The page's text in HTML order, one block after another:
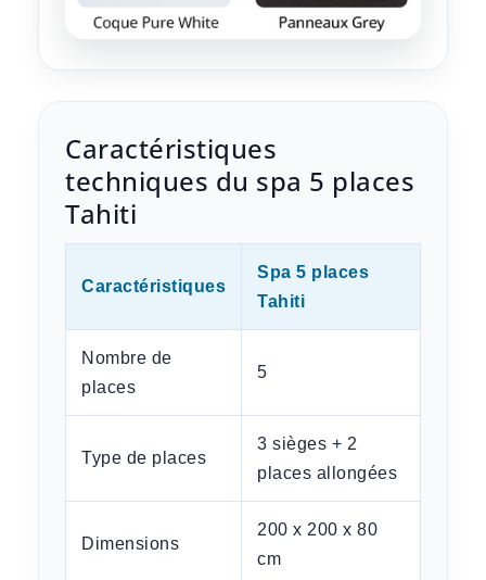
Caractéristiques
techniques du spa 5 places
Tahiti
Caractéristiques
Spa 5 places
Tahiti
Nombre de
places
5
Type de places
3 sièges + 2
places allongées
Dimensions
200 x 200 x 80
cm